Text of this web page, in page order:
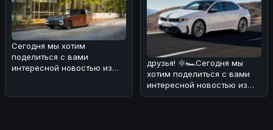
Сегодня мы хотим
поделиться с вами
интересной новостью из
друзья! 🌞🏎Сегодня мы
хотим поделиться с вами
интересной новостью из
мира BMW. В Европе уже в